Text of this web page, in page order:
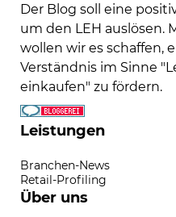
Der Blog soll eine
um den LEH auslösen.
wollen wir es schaffen,
Verständnis im Sinne
einkaufen" zu fördern.
Leistungen
Branchen-News
Retail-Profiling
Über uns